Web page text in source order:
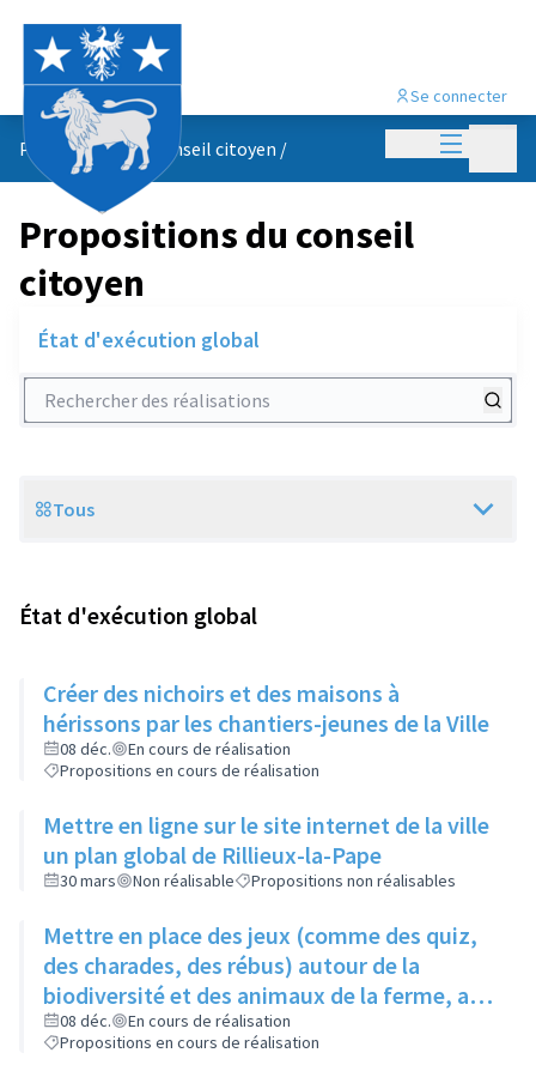
Menu
Se connecter
Propositions du conseil citoyen /
Propositions du conseil
citoyen
État d'exécution global
Rechercher des réalisations
Scope
Tous
État d'exécution global
Créer des nichoirs et des maisons à
hérissons par les chantiers-jeunes de la Ville
08 déc.
En cours de réalisation
Propositions en cours de réalisation
Mettre en ligne sur le site internet de la ville
un plan global de Rillieux-la-Pape
30 mars Non réalisable Propositions non réalisables
Mettre en place des jeux (comme des quiz,
des charades, des rébus) autour de la
biodiversité et des animaux de la ferme, au
niveau de la ferme pédagogique du parc
linéaire urbain
08 déc.
En cours de réalisation
Propositions en cours de réalisation